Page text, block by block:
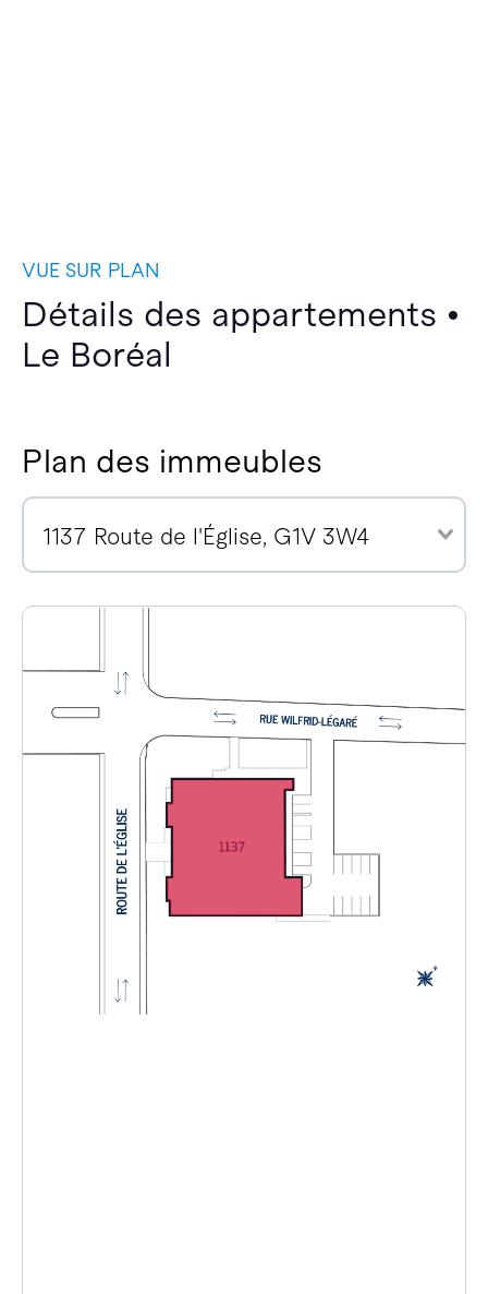
VUE SUR PLAN
Détails des appartements •
Le Boréal
Plan des immeubles
1137 Route de l'Église, G1V 3W4